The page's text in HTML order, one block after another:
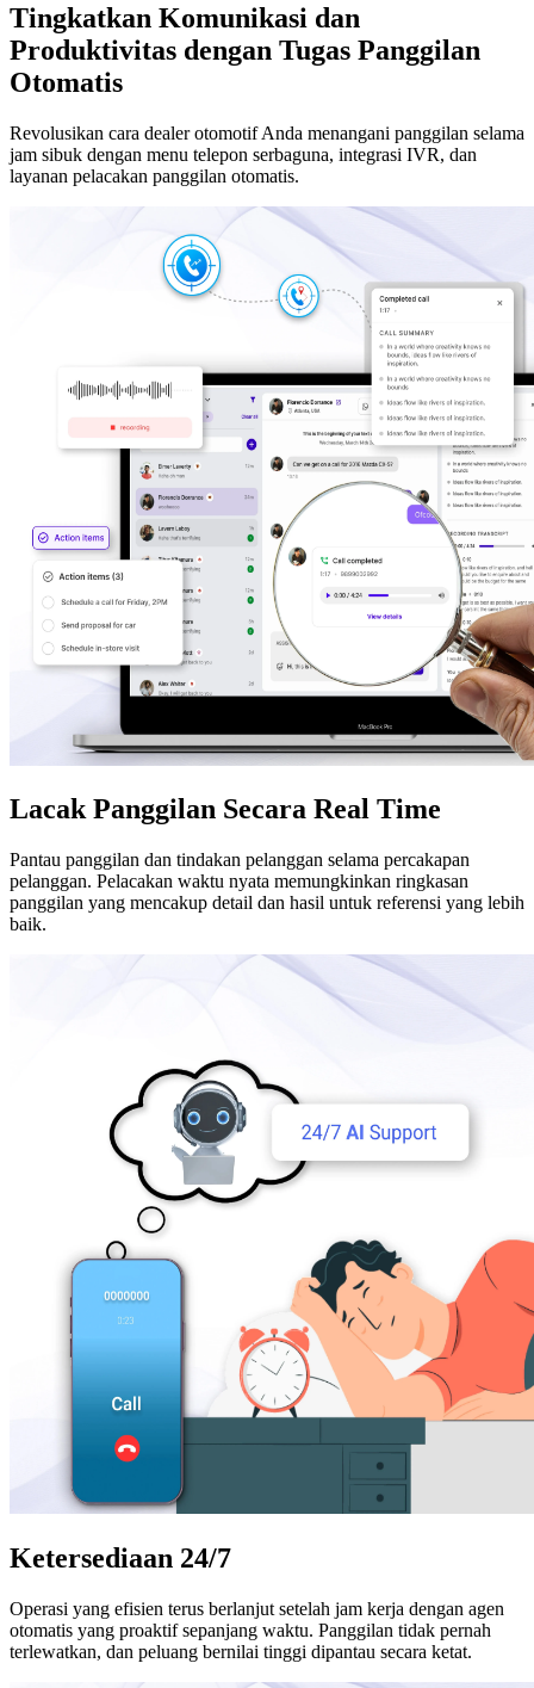
Tingkatkan Komunikasi dan
Produktivitas dengan Tugas Panggilan
Otomatis
Revolusikan cara dealer otomotif Anda menangani panggilan selama
jam sibuk dengan menu telepon serbaguna, integrasi IVR, dan
layanan pelacakan panggilan otomatis.
Lacak Panggilan Secara Real Time
Pantau panggilan dan tindakan pelanggan selama percakapan
pelanggan. Pelacakan waktu nyata memungkinkan ringkasan
panggilan yang mencakup detail dan hasil untuk referensi yang lebih
baik.
Ketersediaan 24/7
Operasi yang efisien terus berlanjut setelah jam kerja dengan agen
otomatis yang proaktif sepanjang waktu. Panggilan tidak pernah
terlewatkan, dan peluang bernilai tinggi dipantau secara ketat.